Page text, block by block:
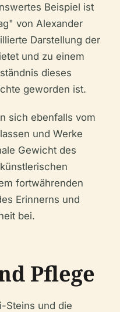
Beispiel ist
von Alexander
Darstellung der
und zu einem
dieses
geworden ist.
sich ebenfalls vom
und Werke
Gewicht des
fortwährenden
Erinnerns und
bei.
Pflege
Steins und die